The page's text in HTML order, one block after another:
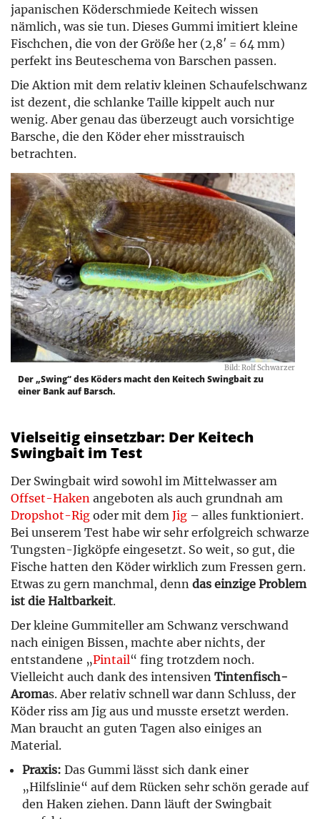
japanischen Köderschmiede Keitech wissen
nämlich, was sie tun. Dieses Gummi imitiert kleine
Fischchen, die von der Größe her (2,8′ = 64 mm)
perfekt ins Beuteschema von Barschen passen.
Die Aktion mit dem relativ kleinen Schaufelschwanz
ist dezent, die schlanke Taille kippelt auch nur
wenig. Aber genau das überzeugt auch vorsichtige
Barsche, die den Köder eher misstrauisch
betrachten.
Bild: Rolf Schwarzer
Der „Swing“ des Köders macht den Keitech Swingbait zu
einer Bank auf Barsch.
Vielseitig einsetzbar: Der Keitech
Swingbait im Test
Der Swingbait wird sowohl im Mittelwasser am
Offset-Haken angeboten als auch grundnah am
Dropshot-Rig oder mit dem Jig – alles funktioniert.
Bei unserem Test habe wir sehr erfolgreich schwarze
Tungsten-Jigköpfe eingesetzt. So weit, so gut, die
Fische hatten den Köder wirklich zum Fressen gern.
Etwas zu gern manchmal, denn das einzige Problem
ist die Haltbarkeit.
Der kleine Gummiteller am Schwanz verschwand
nach einigen Bissen, machte aber nichts, der
entstandene „Pintail“ fing trotzdem noch.
Vielleicht auch dank des intensiven Tintenfisch-
Aromas. Aber relativ schnell war dann Schluss, der
Köder riss am Jig aus und musste ersetzt werden.
Man braucht an guten Tagen also einiges an
Material.
Praxis: Das Gummi lässt sich dank einer
„Hilfslinie“ auf dem Rücken sehr schön gerade auf
den Haken ziehen. Dann läuft der Swingbait